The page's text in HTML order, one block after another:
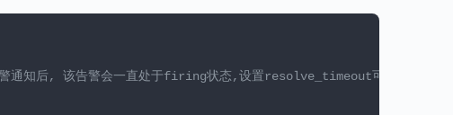
后, 该告警会一直处于firing状态,设置resolve_timeout可以指定处